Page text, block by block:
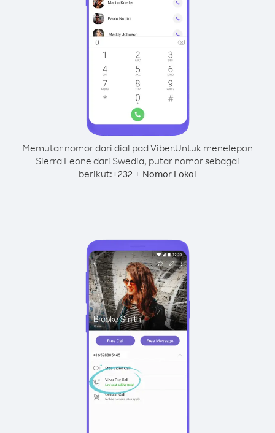
Memutar nomor dari dial pad Viber.Untuk menelepon
Sierra Leone dari Swedia, putar nomor sebagai
berikut:+232 + Nomor Lokal